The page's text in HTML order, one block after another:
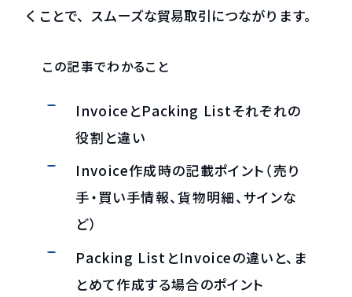
くことで、スムーズな貿易取引につながります。
この記事でわかること
InvoiceとPacking Listそれぞれの
役割と違い
Invoice作成時の記載ポイント（売り
手・買い手情報、貨物明細、サインな
ど）
Packing ListとInvoiceの違いと、ま
とめて作成する場合のポイント